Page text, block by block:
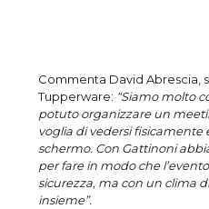
Commenta David Abrescia,
Tupperware: “Siamo molto
potuto organizzare un
voglia di vedersi fisicamente
schermo. Con Gattinoni
per fare in modo che
sicurezza, ma con un clima
insieme”.